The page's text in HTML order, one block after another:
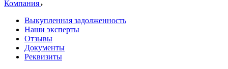
Компания
Выкупленная задолженность
Наши эксперты
Отзывы
Документы
Реквизиты